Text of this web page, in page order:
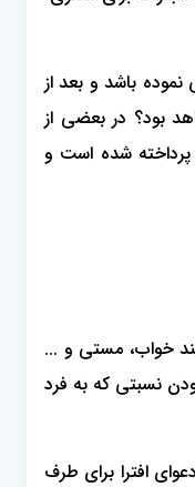
باشد و بعد از
بود؟ در بعضی از
بخش تعزیرات به این موضوع پرداخته شده است و
خواب، مستی و ...
نسبتی که به فرد
افترا برای طرف